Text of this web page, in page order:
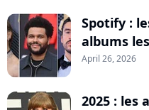
Spotify :
albums
April 26, 2026
2025 : les